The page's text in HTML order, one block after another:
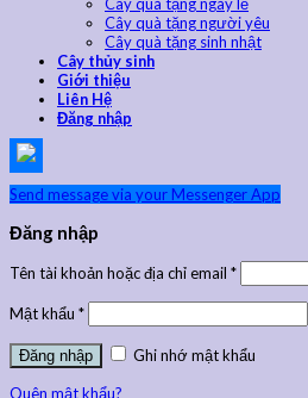
Cây quà tặng người yêu
Cây quà tặng sinh nhật
Cây thủy sinh
Giới thiệu
Liên Hệ
Đăng nhập
Send message via your Messenger App
Đăng nhập
Tên tài khoản hoặc địa chỉ email *
Mật khẩu *
Ghi nhớ mật khẩu
Quên mật khẩu?